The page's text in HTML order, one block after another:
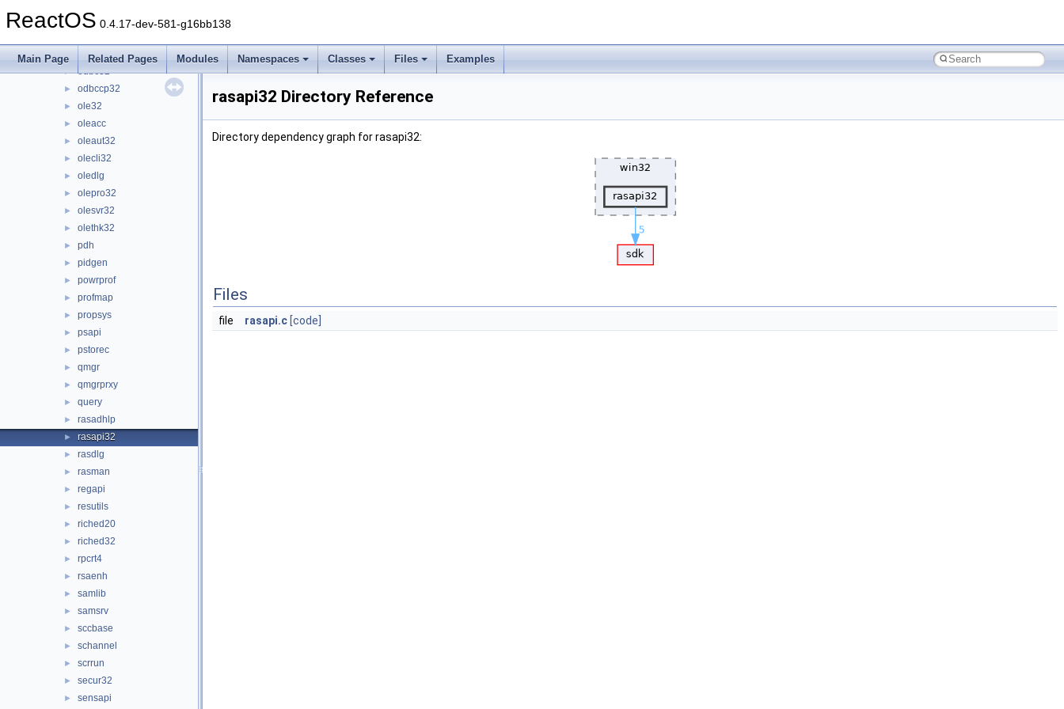
ReactOS 0.4.17-dev-581-g16bb138
Main Page Related Pages Modules Namespaces Classes Files Examples
► ntlanman
objsel
► odbc32
► odbccp32
► ole32
► oleacc
► oleaut32
► olecli32
► oledlg
► olepro32
► olesvr32
► olethk32
► pdh
► pidgen
► powrprof
► profmap
► propsys
► psapi
► pstorec
► qmgr
► qmgrprxy
► query
► rasadhlp
► rasapi32
► rasdlg
► rasman
► regapi
► resutils
► riched20
► riched32
► rpcrt4
► rsaenh
► samlib
► samsrv
► sccbase
► schannel
► scrrun
► secur32
► sensapi
rasapi32 Directory Reference
Directory dependency graph for rasapi32:
Files
file rasapi.c [code]